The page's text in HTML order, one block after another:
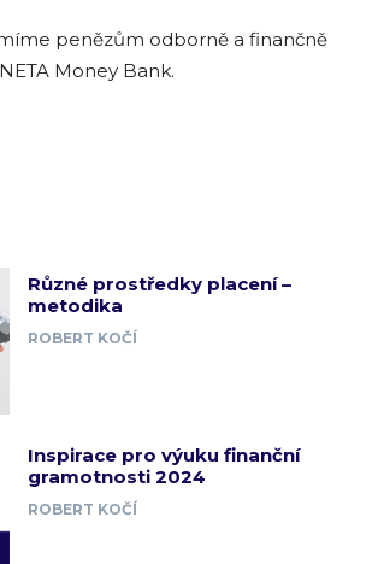
penězům odborně a finančně
Money Bank.
Různé prostředky placení –
metodika
ROBERT KOČÍ
Inspirace pro výuku finanční
gramotnosti 2024
ROBERT KOČÍ